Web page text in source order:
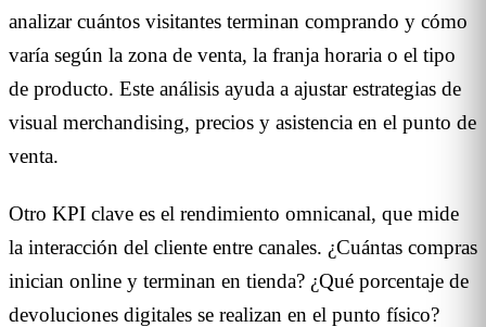
analizar cuántos visitantes terminan comprando y cómo
varía según la zona de venta, la franja horaria o el tipo
de producto. Este análisis ayuda a ajustar estrategias de
visual merchandising, precios y asistencia en el punto de
venta.
Otro KPI clave es el rendimiento omnicanal, que mide
la interacción del cliente entre canales. ¿Cuántas compras
inician online y terminan en tienda? ¿Qué porcentaje de
devoluciones digitales se realizan en el punto físico?